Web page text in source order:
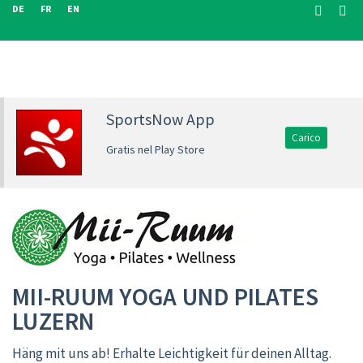
DE FR EN
SportsNow App
Gratis nel Play Store
Carico
MII-RUUM YOGA UND PILATES
LUZERN
Häng mit uns ab! Erhalte Leichtigkeit für deinen Alltag.